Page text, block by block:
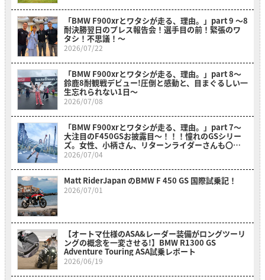
「BMW F900xrとワタシが走る、理由。」part 9 〜8
耐決勝翌日のプレス報告会！選手目の前！緊張のワ
タシ！不思議！〜
2026/07/22
「BMW F900xrとワタシが走る、理由。」part 8〜
鈴鹿8耐観戦デビュー!圧倒と感動と、目まぐるしい一
生忘れられない1日〜
2026/07/08
「BMW F900xrとワタシが走る、理由。」part 7～
大注目のF450GSお披露目～！！！憧れのGSシリー
ズ。女性、小柄さん、リターンライダーさんも〇〇
のおかげでスイスイ乗れそうだ？！～
2026/07/04
Matt RiderJapan のBMW F 450 GS 国際試乗記！
2026/07/01
【オートマ仕様のASA&レーダー装備がロングツーリ
ングの概念を一変させる!】BMW R1300 GS
Adventure Touring ASA試乗レポート
2026/06/19